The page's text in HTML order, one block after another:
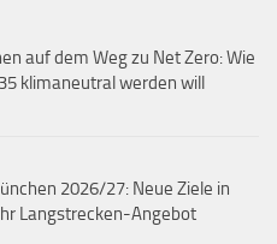
auf dem Weg zu Net Zero: Wie
klimaneutral werden will
2026/27: Neue Ziele in
Langstrecken-Angebot